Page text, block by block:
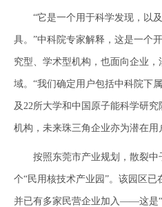
“它是一个用于科学发现，以及
具。”中科院专家解释，这是一个
究型、学术型机构，也面向企业
域。“我们确定用户包括中科院下
及22所大学和中国原子能科学研
机构，未来珠三角企业亦为潜在用
按照东莞市产业规划，散裂中
个“民用核技术产业园”。该园区已
并已有多家民营企业加入——这是